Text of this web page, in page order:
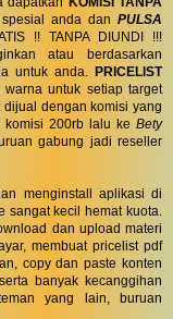
anda danPULSA
!! TANPA DIUNDI !!!
atau berdasarkan
untuk anda. PRICELIST
untuk setiap target
dengan komisi yang
komisi 200rb lalu ke Bety
gabung jadi reseller
menginstall aplikasi di
sangat kecil hemat kuota.
dan upload materi
membuat pricelist pdf
copy dan paste konten
banyak kecanggihan
yang lain, buruan